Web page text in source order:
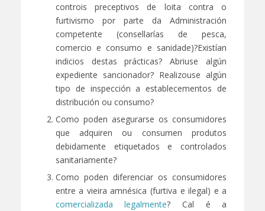
controis preceptivos de loita contra o
furtivismo por parte da Administración
competente (consellarías de pesca,
comercio e consumo e sanidade)?Existían
indicios destas prácticas? Abriuse algún
expediente sancionador? Realizouse algún
tipo de inspección a establecementos de
distribución ou consumo?
Como poden asegurarse os consumidores
que adquiren ou consumen produtos
debidamente etiquetados e controlados
sanitariamente?
Como poden diferenciar os consumidores
entre a vieira amnésica (furtiva e ilegal) e a
comercializada legalmente? Cal é a